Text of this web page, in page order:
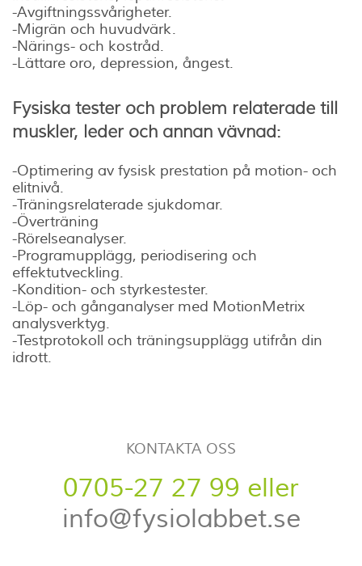
-Avgiftningssvårigheter.
-Migrän och huvudvärk.
-Närings- och kostråd.
-Lättare oro, depression, ångest.
Fysiska tester och problem relaterade till
muskler, leder och annan vävnad:
-Optimering av fysisk prestation på motion- och
elitnivå.
-Träningsrelaterade sjukdomar.
-Överträning
-Rörelseanalyser.
-Programupplägg, periodisering och
effektutveckling.
-Kondition- och styrkestester.
-Löp- och gånganalyser med MotionMetrix
analysverktyg.
-Testprotokoll och träningsupplägg utifrån din
idrott.
KONTAKTA OSS
0705-27 27 99 eller
info@fysiolabbet.se